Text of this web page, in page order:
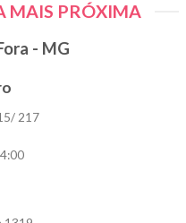
MAIS PRÓXIMA
- MG
217